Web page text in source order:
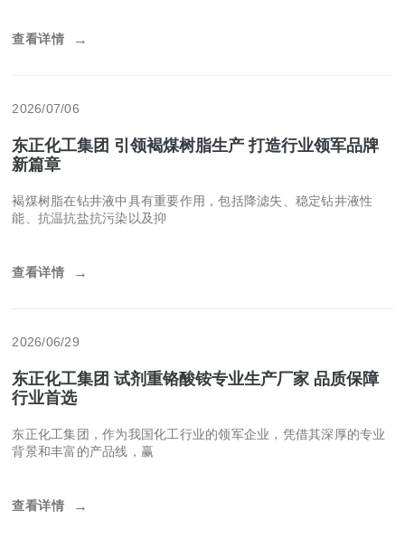
查看详情 →
2026/07/06
东正化工集团 引领褐煤树脂生产 打造行业领军品牌
新篇章
褐煤树脂在钻井液中具有重要作用，包括降滤失、稳定钻井液性
能、抗温抗盐抗污染以及抑
查看详情 →
2026/06/29
东正化工集团 试剂重铬酸铵专业生产厂家 品质保障
行业首选
东正化工集团，作为我国化工行业的领军企业，凭借其深厚的专业
背景和丰富的产品线，赢
查看详情 →